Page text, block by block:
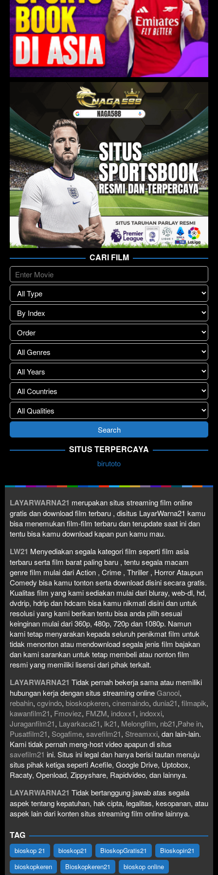
CARI FILM
SITUS TERPERCAYA
birutoto
LAYARWARNA21 merupakan situs streaming film online
gratis dan download film terbaru , disitus LayarWarna21 kamu
bisa menemukan film-film terbaru dan terupdate saat ini dan
tentu bisa kamu download kapan pun kamu mau.
LW21 Menyediakan segala kategori film seperti film asia
terbaru serta film barat paling baru , tentu segala macam
genre film mulai dari Action , Crime , Thriller , Horror Ataupun
Comedy bisa kamu tonton serta download disini secara gratis.
Kualitas film yang kami sediakan mulai dari bluray, web-dl, hd,
dvdrip, hdrip dan hdcam bisa kamu nikmati disini dan untuk
resolusi yang kami berikan tentu bisa anda pilih sesuai
keinginan mulai dari 360p, 480p, 720p dan 1080p. Namun
kami tetap menyarakan kepada seluruh penikmat film untuk
tidak menonton atau mendownload segala jenis film bajakan
dan kami sarankan untuk tetap membeli atau nonton film
resmi yang memiliki lisensi dari pihak terkait.
LAYARWARNA21 Tidak pernah bekerja sama atau memiliki
hubungan kerja dengan situs streaming onlineGanool,
rebahin, cgvindo, bioskopkeren, cinemaindo, dunia21, filmapik,
kawanfilm21, Fmoviez, FMZM, indoxx1, indoxxi,
Juraganfilm21, Layarkaca21, lk21, Melongfilm, nb21,Pahe in,
Pusatfilm21, Sogafime, savefilm21, Streamxxi, dan lain-lain.
Kami tidak pernah meng-host video apapun di situs
savefilm21 ini. Situs ini legal dan hanya berisi tautan menuju
situs pihak ketiga seperti Acefile, Google Drive, Uptobox,
Racaty, Openload, Zippyshare, Rapidvideo, dan lainnya.
LAYARWARNA21 Tidak bertanggung jawab atas segala
aspek tentang kepatuhan, hak cipta, legalitas, kesopanan, atau
aspek lain dari konten situs streaming film online lainnya.
TAG
bioskop 21 bioskop21 BioskopGratis21
Bioskopin21
bioskopkeren
Bioskopkeren21 bioskop online